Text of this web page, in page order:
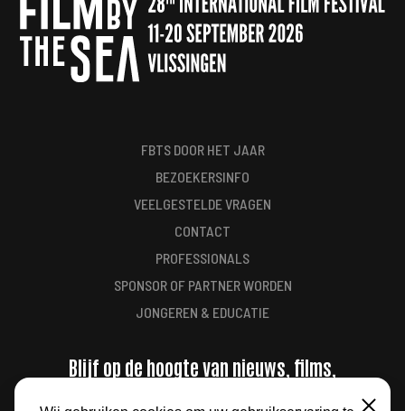
FBTS DOOR HET JAAR
BEZOEKERSINFO
VEELGESTELDE VRAGEN
CONTACT
PROFESSIONALS
SPONSOR OF PARTNER WORDEN
JONGEREN & EDUCATIE
Blijf op de hoogte van nieuws, films,